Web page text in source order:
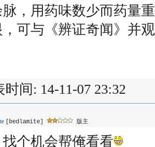
，用药味数少而药量
可与《辨证奇闻》并
间: 14-11-07 23:32
[bedlamite] 版主
个机会帮俺看看